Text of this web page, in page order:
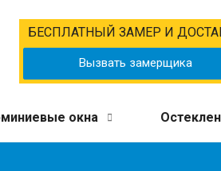
БЕСПЛАТНЫЙ ЗАМЕР И
Вызвать замерщика
окна